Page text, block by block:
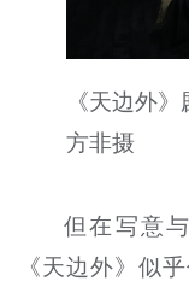
《天边外
方非摄
但在写意
《天边外》似